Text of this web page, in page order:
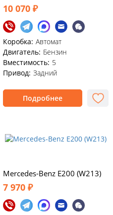
10 070 ₽
Коробка: Автомат
Двигатель: Бензин
Вместимость: 5
Привод: Задний
Подробнее
Mercedes-Benz E200 (W213)
7 970 ₽